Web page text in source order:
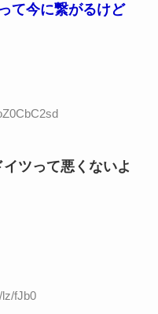
て今に繋がるけど
ツって悪くないよ
lz/fJb0